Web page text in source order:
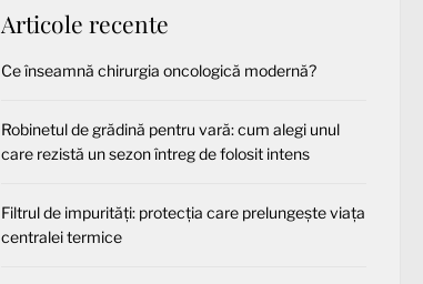
Articole recente
Ce înseamnă chirurgia oncologică modernă?
Robinetul de grădină pentru vară: cum alegi unul
care rezistă un sezon întreg de folosit intens
Filtrul de impurități: protecția care prelungește viața
centralei termice